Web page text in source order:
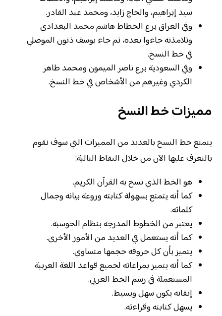
سيد إبراهيم، والحاج زايد، ومحمد عبد القادر.
وفي العراق برع الخطاط هاشم محمد البغدادي
وتلامذته جاءوا بعده، ثم جاء يوسف ذنون الموصلي
في خط النسخ.
وفي السعودية برع ناصر الميمون ومحمد طاهر
الكردي وغيرهم من الأشخاص في خط النسخ.
مميزات خط النسخ
يتمتع خط النسخ بالعديد من المميزات التي سوف نقوم
بالتعرف عليها الآن من خلال النقاط التالية:
هو الخط الذي نسخ به القرآن الكريم.
كما أنه يتمتع بسهولة كتابته وروعة بيانه وجمال
كلماته.
يعتبر من الخطوط المدرجة بنظام الحوسبة.
كما أنه يستعمل في العديد من الأمور الأخرى.
يتميز بأن كل حروفه حجمها متساوي.
كما أنه يتميز بمراعاته لجميع قواعد اللغة العربية
المستعملة في رسم الخط العربي.
إتقانه يكون سهل وبسيط.
يسهل كتابته وقراءته.